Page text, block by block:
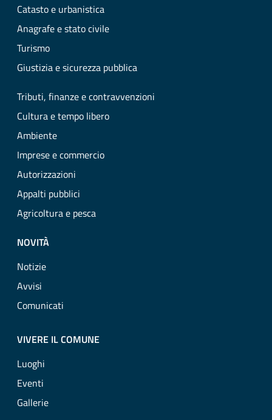
Catasto e urbanistica
Anagrafe e stato civile
Turismo
Giustizia e sicurezza pubblica
Tributi, finanze e contravvenzioni
Cultura e tempo libero
Ambiente
Imprese e commercio
Autorizzazioni
Appalti pubblici
Agricoltura e pesca
NOVITÀ
Notizie
Avvisi
Comunicati
VIVERE IL COMUNE
Luoghi
Eventi
Gallerie